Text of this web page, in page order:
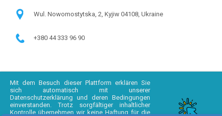
Wul. Nowomostytska, 2, Kyjiw 04108, Ukraine
+380 44 333 96 90
Mit dem Besuch dieser Plattform erklären Sie
sich automatisch mit unserer
Datenschutzerklärung und deren Bedingungen
einverstanden. Trotz sorgfältiger inhaltlicher
Kontrolle übernehmen wir keine Haftung für die